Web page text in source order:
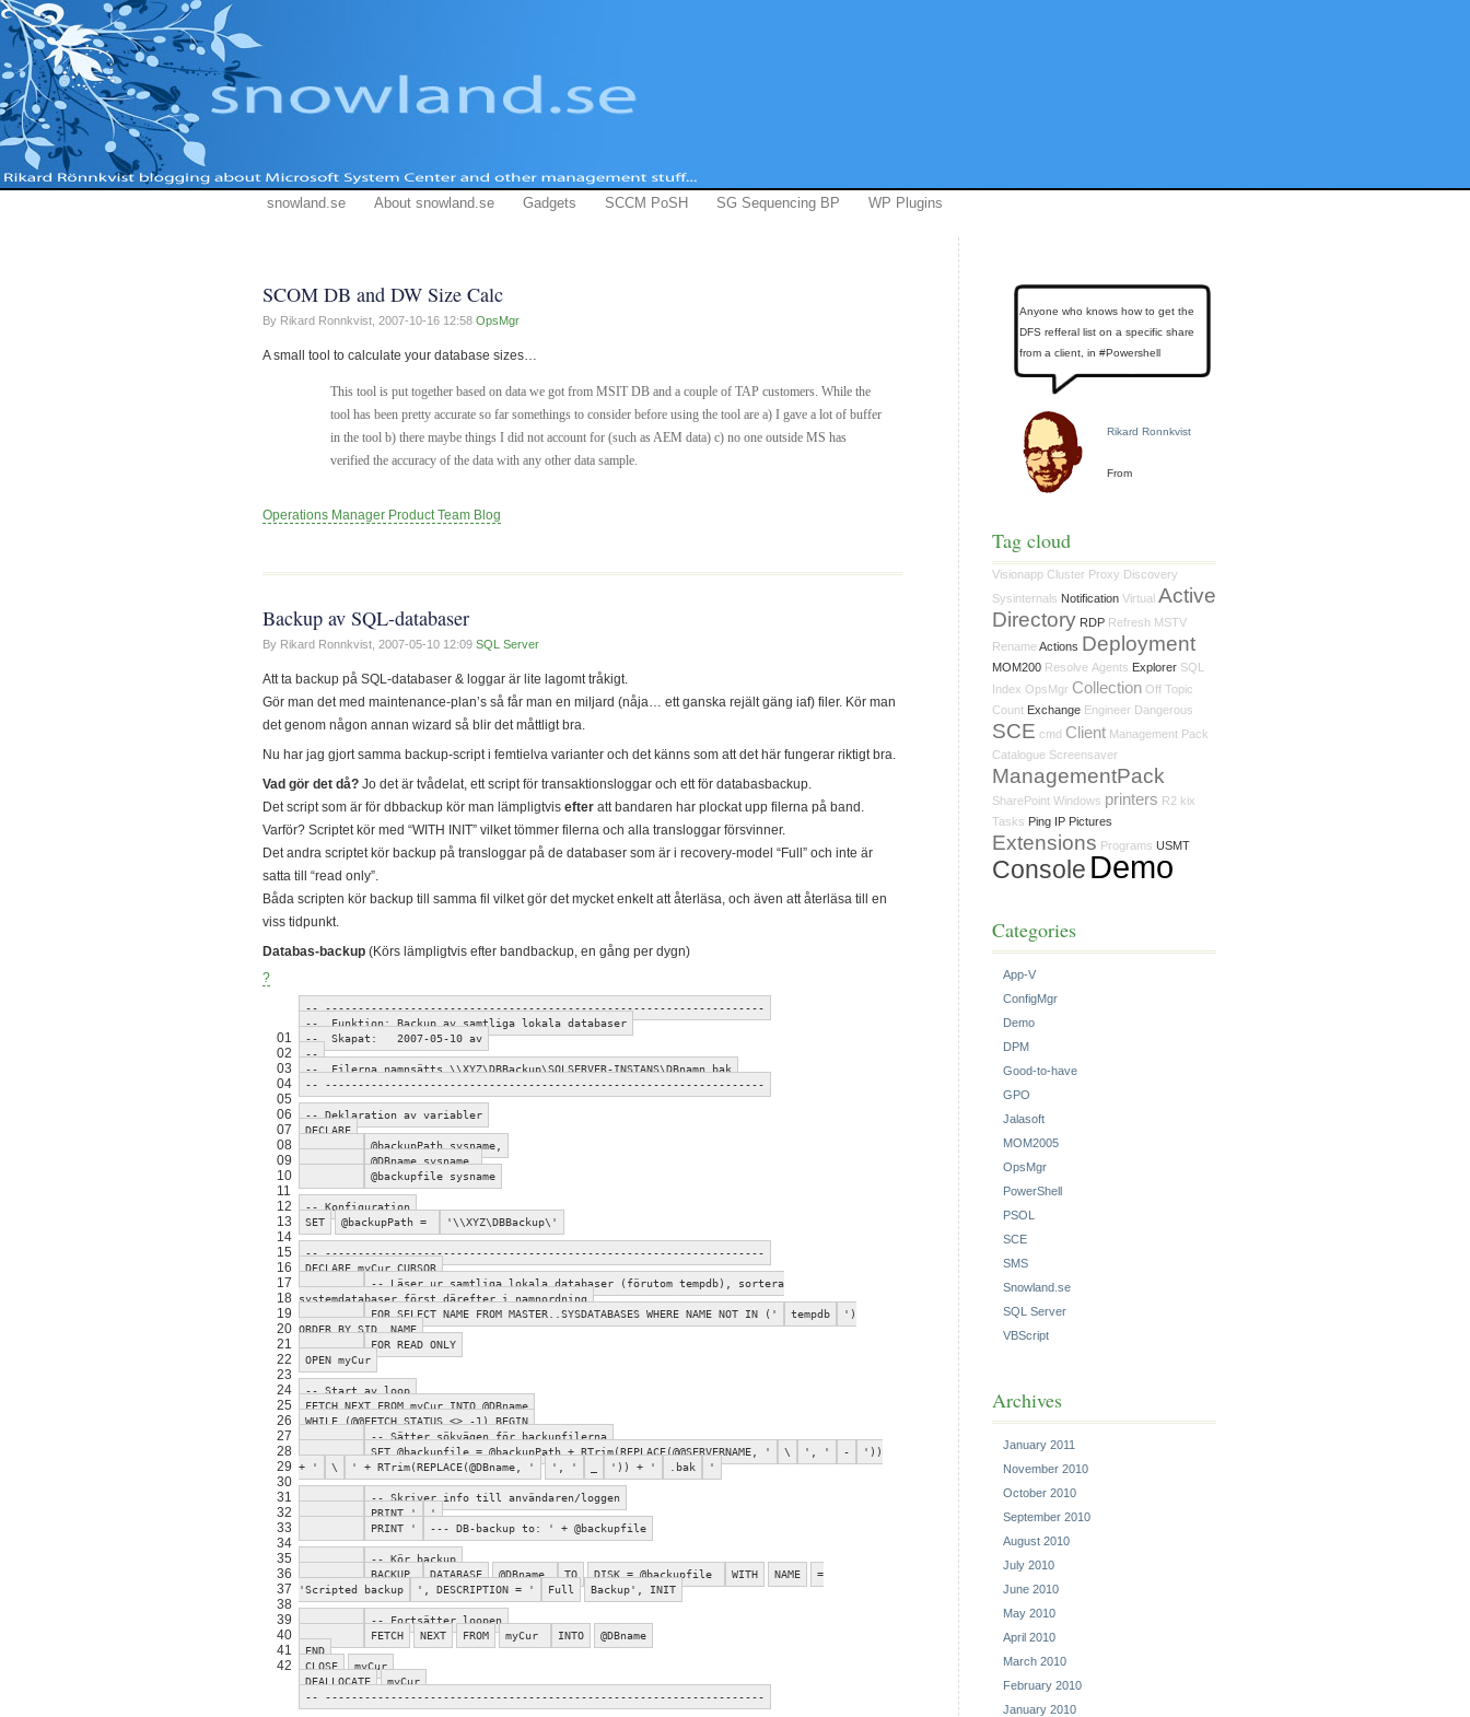
snowland.se About snowland.se Gadgets SCCM PoSH SG Sequencing BP WP Plugins
SCOM DB and DW Size Calc
By Rikard Ronnkvist, 2007-10-16 12:58 OpsMgr
A small tool to calculate your database sizes…
This tool is put together based on data we got from MSIT DB and a couple of TAP customers. While the
tool has been pretty accurate so far somethings to consider before using the tool are a) I gave a lot of buffer
in the tool b) there maybe things I did not account for (such as AEM data) c) no one outside MS has
verified the accuracy of the data with any other data sample.
Operations Manager Product Team Blog
Backup av SQL-databaser
By Rikard Ronnkvist, 2007-05-10 12:09 SQL Server
Att ta backup på SQL-databaser & loggar är lite lagomt tråkigt.
Gör man det med maintenance-plan’s så får man en miljard (nåja… ett ganska rejält gäng iaf) filer. Kör man
det genom någon annan wizard så blir det måttligt bra.
Nu har jag gjort samma backup-script i femtielva varianter och det känns som att det här fungerar riktigt bra.
Vad gör det då? Jo det är tvådelat, ett script för transaktionsloggar och ett för databasbackup.
Det script som är för dbbackup kör man lämpligtvis efter att bandaren har plockat upp filerna på band.
Varför? Scriptet kör med “WITH INIT” vilket tömmer filerna och alla transloggar försvinner.
Det andra scriptet kör backup på transloggar på de databaser som är i recovery-model “Full” och inte är
satta till “read only”.
Båda scripten kör backup till samma fil vilket gör det mycket enkelt att återläsa, och även att återläsa till en
viss tidpunkt.
Databas-backup (Körs lämpligtvis efter bandbackup, en gång per dygn)
?
01
02
03
04
05
06
07
08
09
10
11
12
13
14
15
16
17
18
19
20
21
22
23
24
25
26
27
28
29
30
31
32
33
34
35
36
37
38
39
40
41
42
-- -------------------------------------------------------------------
-- Funktion: Backup av samtliga lokala databaser
-- Skapat: 2007-05-10 av
--
-- Filerna namnsätts \\XYZ\DBBackup\SQLSERVER-INSTANS\DBnamn.bak
-- -------------------------------------------------------------------
-- Deklaration av variabler
DECLARE
@backupPath sysname,
@DBname sysname,
@backupfile sysname
-- Konfiguration
SET
@backupPath = '\\XYZ\DBBackup\'
-- -------------------------------------------------------------------
DECLARE myCur CURSOR
-- Läser ur samtliga lokala databaser (förutom tempdb), sortera
systemdatabaser först därefter i namnordning
FOR SELECT NAME FROM MASTER..SYSDATABASES WHERE NAME NOT IN ('
tempdb
')
ORDER BY SID, NAME
FOR READ ONLY
OPEN myCur
-- Start av loop
FETCH NEXT FROM myCur INTO @DBname
WHILE (@@FETCH_STATUS <> -1) BEGIN
-- Sätter sökvägen för backupfilerna
SET @backupfile = @backupPath + RTrim(REPLACE(@@SERVERNAME, '
\ ', ' -
'))
+ '
\ ' + RTrim(REPLACE(@DBname, ' ', ' ')) + ' .bak '
-- Skriver info till användaren/loggen
PRINT '
'
PRINT '
--- DB-backup to: ' + @backupfile
-- Kör backup
BACKUP
DATABASE @DBname TO DISK = @backupfile WITH NAME
=
'Scripted backup
', DESCRIPTION = ' Full Backup', INIT
-- Fortsätter loopen
FETCH
NEXT FROM myCur INTO
@DBname
END
CLOSE
myCur
DEALLOCATE
myCur
-- -------------------------------------------------------------------
Anyone who knows how to get the
DFS refferal list on a specific share
from a client, in #Powershell
Rikard Ronnkvist
From
Tag cloud
Visionapp Cluster Proxy Discovery
Sysinternals Notification Virtual Active
Directory RDP Refresh MSTV
Rename Actions Deployment
MOM200 Resolve Agents Explorer SQL
Index OpsMgr Collection Off Topic
Count Exchange Engineer Dangerous
SCE cmd Client Management Pack
Catalogue Screensaver
ManagementPack
SharePoint Windows printers R2 kix
Tasks Ping IP Pictures
Extensions Programs USMT
Console Demo
Categories
App-V
ConfigMgr
Demo
DPM
Good-to-have
GPO
Jalasoft
MOM2005
OpsMgr
PowerShell
PSOL
SCE
SMS
Snowland.se
SQL Server
VBScript
Archives
January 2011
November 2010
October 2010
September 2010
August 2010
July 2010
June 2010
May 2010
April 2010
March 2010
February 2010
January 2010